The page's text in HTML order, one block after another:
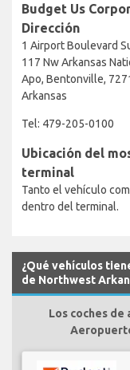
Budget Us
Dirección
1 Airport Boulevard
117 Nw Arkansas
Apo, Bentonville,
Arkansas
Tel: 479-205-0100
Ubicación del
terminal
Tanto el vehículo
dentro del terminal.
¿Qué vehículos
de Northwest
Los coches